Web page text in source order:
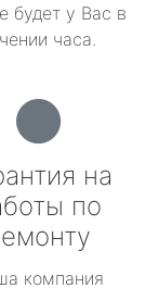
будет у Вас в
часа.
на
по
компания